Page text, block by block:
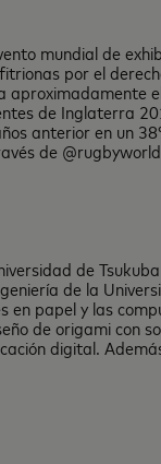
mundial de
por el
de Inglaterra
anterior en un
de
de
de la
papel y las
de origami
digital.